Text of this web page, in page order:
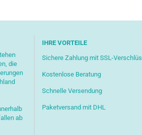
die
ab
IHRE VORTEILE
Sichere Zahlung mit SSL-
Kostenlose Beratung
Schnelle Versendung
Paketversand mit DHL